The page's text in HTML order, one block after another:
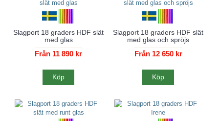
Slagport 18 graders HDF slät
med glas
Från 11 890 kr
Köp
Slagport 18 graders HDF slät
med glas och spröjs
Från 12 650 kr
Köp